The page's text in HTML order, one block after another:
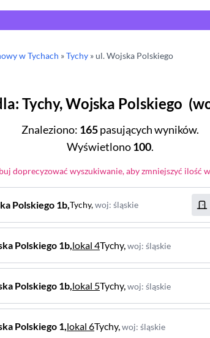
w Tychach »Tychy » ul.Wojska Polskiego
: Tychy,Wojska Polskiego (
Znaleziono: 165pasujących wyników.
Wyświetlono100.
doprecyzować wyszukiwanie, aby zmniejszyć ilość
Polskiego 1b,Tychy,woj: śląskie
Polskiego 1b,lokal 4Tychy,woj: śląskie
Polskiego 1b,lokal 5Tychy,woj: śląskie
Polskiego 1,lokal 6Tychy,woj: śląskie